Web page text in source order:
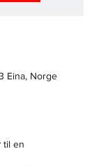
Eina, Norge
til en